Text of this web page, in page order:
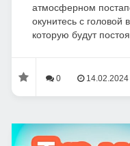
атмосферном
окунитесь с головой
которую будут
0 14.02.2024